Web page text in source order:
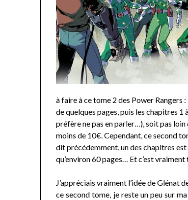
à faire à ce tome 2 des Power
de quelques pages, puis les chapitres
préfère ne pas en parler…), soit pas loin
moins de 10€. Cependant, ce second
dit précédemment, un des chapitres
qu’environ 60 pages… Et c’est vraiment
J’appréciais vraiment l’idée de Glénat
ce second tome, je reste un peu sur